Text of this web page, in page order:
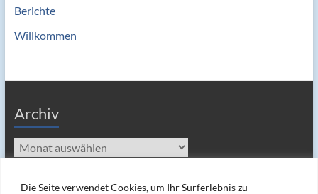
Die Seite verwendet Cookies, um Ihr Surferlebnis zu
Berichte
Willkommen
Archiv
Archiv